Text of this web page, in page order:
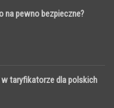
na pewno bezpieczne?
taryfikatorze dla polskich